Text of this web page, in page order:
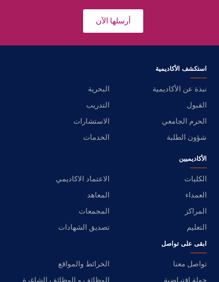
أرسلها الآن
استكشف الأكاديمية
نبذة عن الأكاديمية
البحرية
القبول
التدريب
الحرم الجامعي
الاستشارات
شؤون الطلبة
الخدمات
الأكاديميين
الكليات
الاعتماد الاكاديمي
العمداء
المعاهد
المراكز
المجمعات
التعليم
تصديق الشهادات
ابقى على تواصل
تواصل معنا
الخرائط والمواقع
جولة افتراضية
الوظائف و الوظائف الشاغرة